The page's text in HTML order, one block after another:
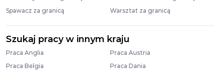
Spawacz za granicą
Warsztat za granicą
Szukaj pracy w innym kraju
Praca Anglia
Praca Austria
Praca Belgia
Praca Dania